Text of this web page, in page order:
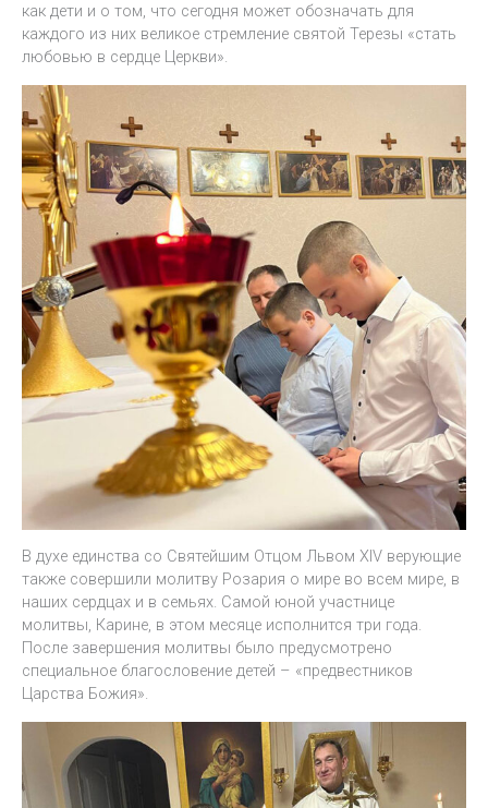
как дети и о том, что сегодня может обозначать для
каждого из них великое стремление святой Терезы «стать
любовью в сердце Церкви».
В духе единства со Святейшим Отцом Львом XIV верующие
также совершили молитву Розария о мире во всем мире, в
наших сердцах и в семьях. Самой юной участнице
молитвы, Карине, в этом месяце исполнится три года.
После завершения молитвы было предусмотрено
специальное благословение детей – «предвестников
Царства Божия».